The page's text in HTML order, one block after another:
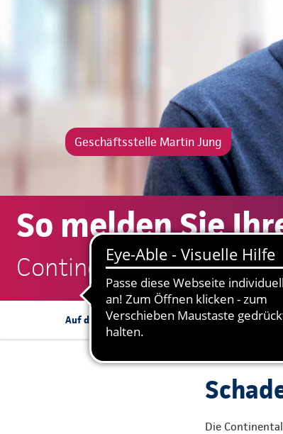
Geschäftsstelle Martin Jung
So melden Sie
Continentale: Martin
Auf dieser Seite:
Die